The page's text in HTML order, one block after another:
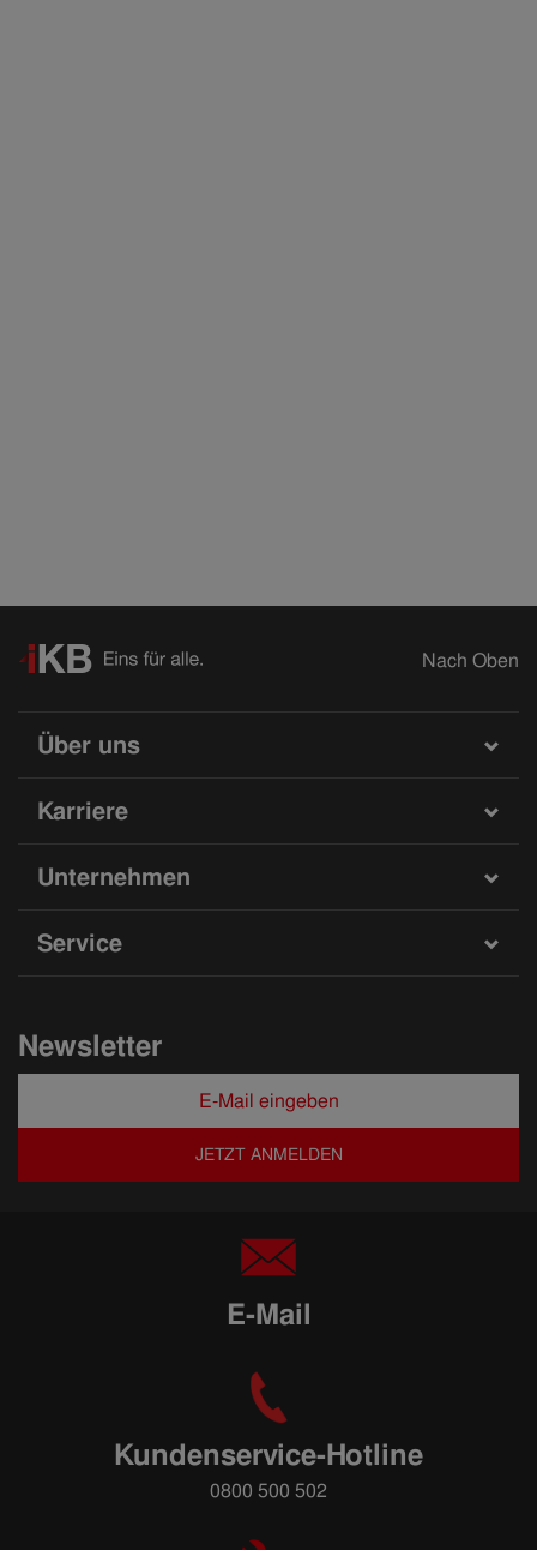
Nach Oben
Über uns
Karriere
Unternehmen
Service
Newsletter
JETZT ANMELDEN
E-Mail
Kundenservice-Hotline
0800 500 502